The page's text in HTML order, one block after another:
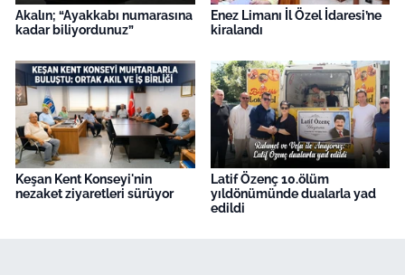
Akalın; “Ayakkabı numarasına
kadar biliyordunuz”
Enez Limanı İl Özel İdaresi’ne
kiralandı
Keşan Kent Konseyi'nin
nezaket ziyaretleri sürüyor
Latif Özenç 10.ölüm
yıldönümünde dualarla yad
edildi